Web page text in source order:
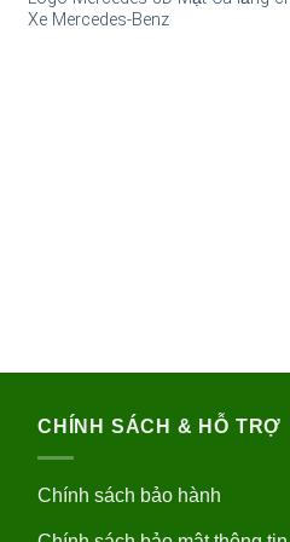
Xe Mercedes-Benz
CHÍNH SÁCH & HỖ TRỢ
Chính sách bảo hành